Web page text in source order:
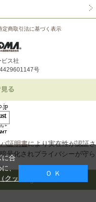
定商取引法に基づく表示
ス社
号
証明書により実在性が認証さ
号化されプライバシーが守ら
All Rights Reserved.
に合
に、
クッ
Ｏ Ｋ